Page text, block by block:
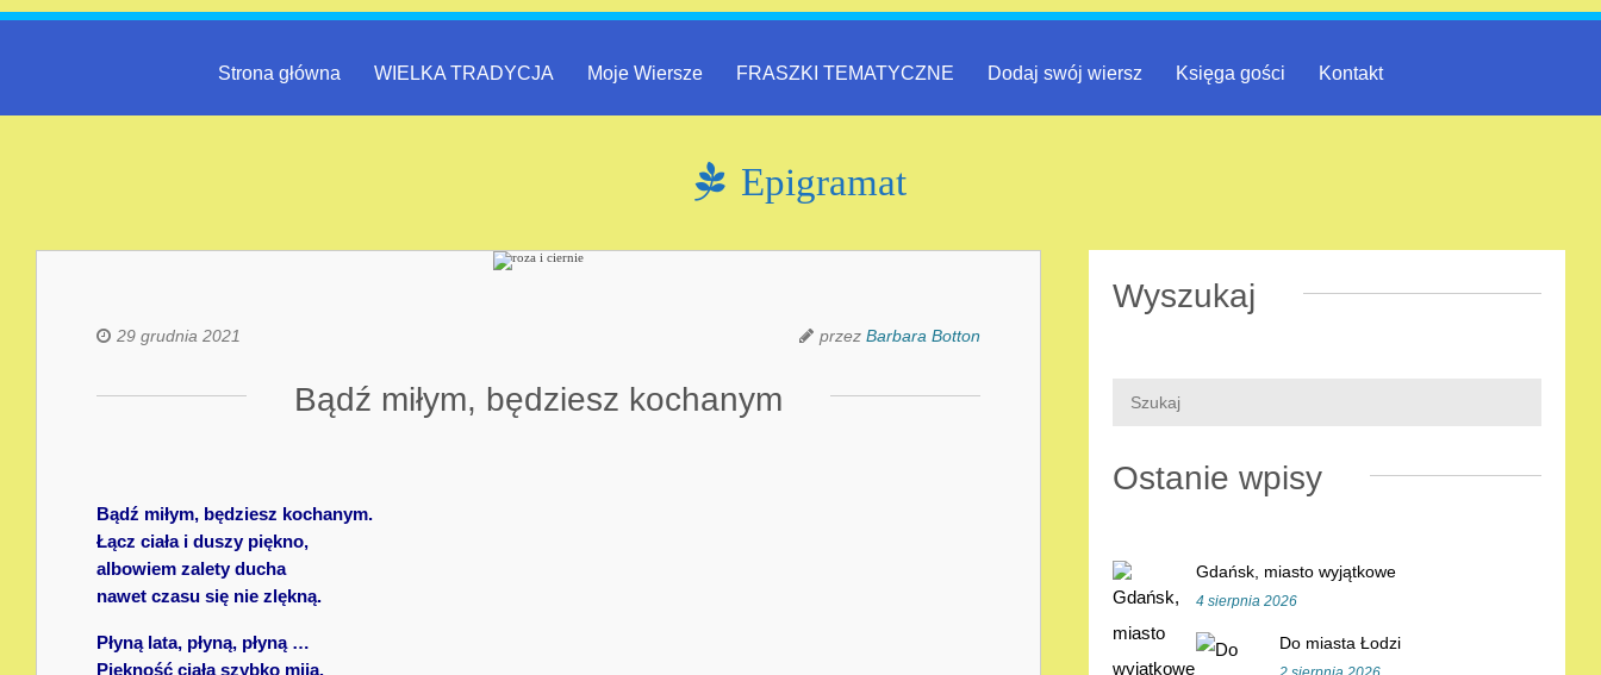
Strona główna WIELKA TRADYCJA Moje Wiersze FRASZKI TEMATYCZNE Dodaj swój wiersz Księga gości Kontakt
Epigramat
29 grudnia 2021 przez Barbara Botton
Bądź miłym, będziesz kochanym
Bądź miłym, będziesz kochanym.
Łącz ciała i duszy piękno,
albowiem zalety ducha
nawet czasu się nie zlękną.
Płyną lata, płyną, płyną …
Piękność ciała szybko mija.
Wyszukaj
Ostanie wpisy
Gdańsk, miasto wyjątkowe
4 sierpnia 2026
Do miasta Łodzi